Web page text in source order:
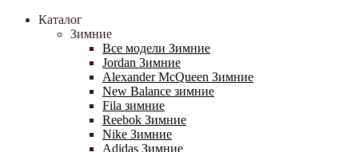
Каталог
Зимние
Все модели Зимние
Jordan Зимние
Alexander McQueen Зимние
New Balance зимние
Fila зимние
Reebok Зимние
Nike Зимние
Adidas Зимние